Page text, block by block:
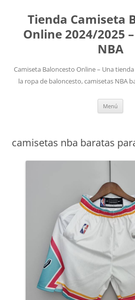
Tienda Camiseta
Online 2024/2025
NBA
Camiseta Baloncesto Online – Una
la ropa de baloncesto, camisetas NBA
Menú
camisetas nba baratas